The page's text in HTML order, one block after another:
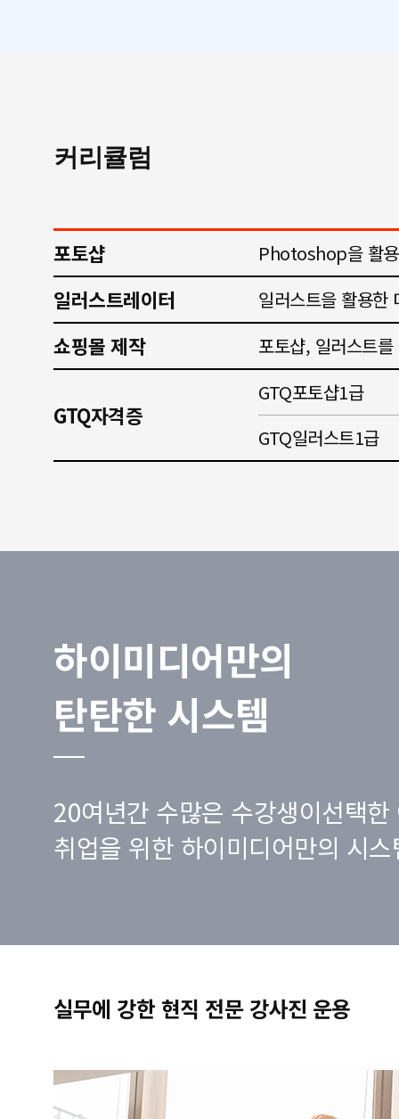
커리큘럼
포토샵 Photoshop을 활
일러스트레이터 일러스트을 활용한
쇼핑몰 제작 포토샵, 일러스트
GTQ자격증
GTQ포토샵1급
GTQ일러스트1급
하이미디어만의
탄탄한 시스템
20여년간 수많은 수강생이선택한
취업을 위한 하이미디어만의 시
실무에 강한 현직 전문 강사진 운용